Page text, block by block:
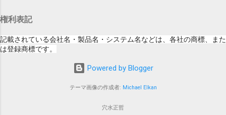
追記項目（extend）として扱われますので、必要に応じて指
ん。また、<>の中の文字は、設...
定アイコンにアップデートがある旨のバッヂ
かもしれません） さらにさらに。スクショの
iPad OS 13.2.2ですが、公開から数日たった今
日、当該ページにアクセスした結果が以下の
ントリがありません。」 もはや意味が分かり
Watchでトランシーバーアプリを起動すると、AirPodsはトラ
ンシーバーのために機能するようになります。Apple Watchの
画面上にある送信ボタン（黄色い大きな丸）を押している
て相手のApple Watchへ送信してくれます。相手が同様にして
話したことは、AirPodsから聞こえてきます。 何も設定しなく
リティ。 ただ、交信終了後のAirPodsは、音楽再生を再開して
権利表記
記載されている会社名・製品名・システム名などは、各社の商標、また
は登録商標です。
Powered by Blogger
テーマ画像の作成者: Michael Elkan
穴水正哲